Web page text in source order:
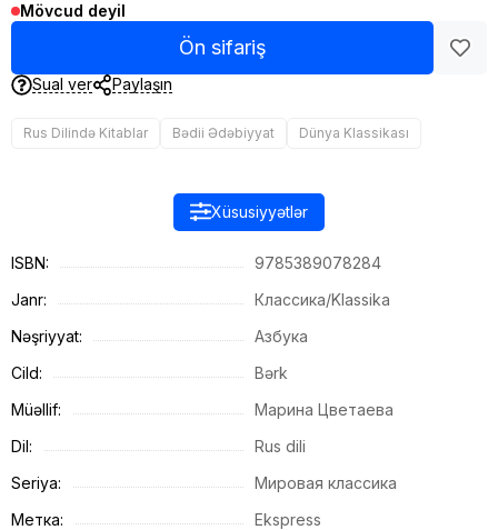
Mövcud deyil
Ön sifariş
Sual ver Paylaşın
Rus Dilində Kitablar Bədii Ədəbiyyat Dünya Klassikası
Xüsusiyyətlər
ISBN:
9785389078284
Janr:
Классика/Klassika
Nəşriyyat:
Азбука
Cild:
Bərk
Müəllif:
Марина Цветаева
Dil:
Rus dili
Seriya:
Мировая классика
Метка:
Ekspress